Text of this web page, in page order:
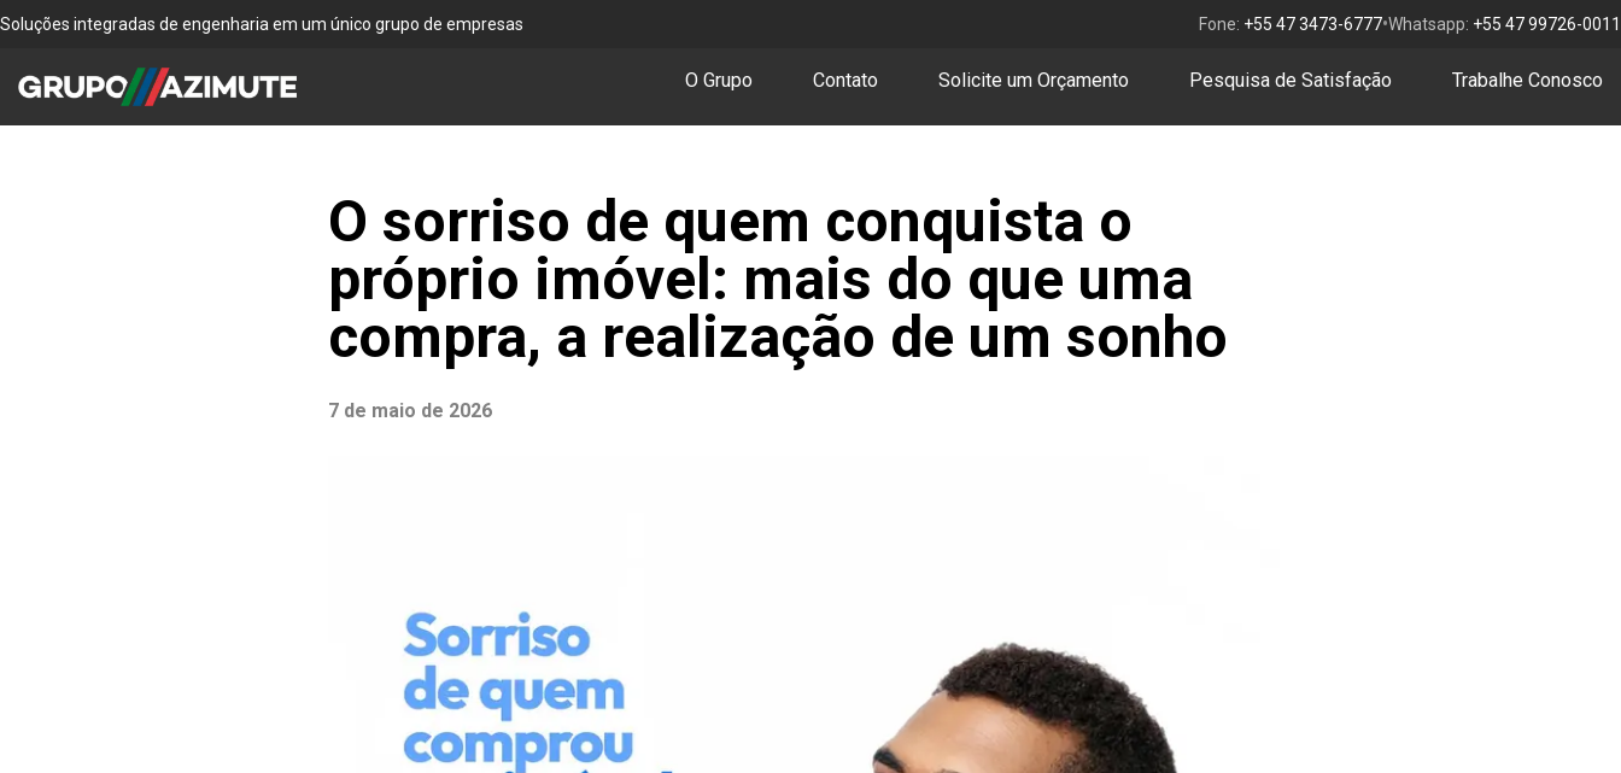
Soluções integradas de engenharia em um único grupo de empresas Fone: +55 47 3473-6777•Whatsapp: +55 47 99726-0011
O Grupo Contato Solicite um Orçamento Pesquisa de Satisfação Trabalhe Conosco
O sorriso de quem conquista o
próprio imóvel: mais do que uma
compra, a realização de um sonho
7 de maio de 2026